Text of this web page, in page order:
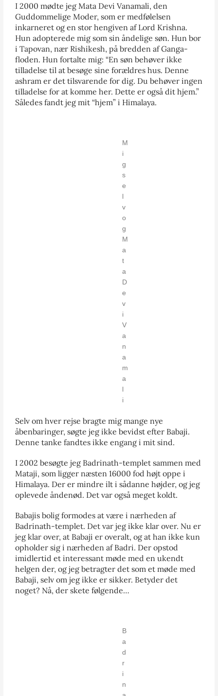
I 2000 mødte jeg Mata Devi Vanamali, den
Guddommelige Moder, som er medfølelsen
inkarneret og en stor hengiven af Lord Krishna.
Hun adopterede mig som sin åndelige søn. Hun bor
i Tapovan, nær Rishikesh, på bredden af Ganga-
floden. Hun fortalte mig: “En søn behøver ikke
tilladelse til at besøge sine forældres hus. Denne
ashram er det tilsvarende for dig. Du behøver ingen
tilladelse for at komme her. Dette er også dit hjem.”
Således fandt jeg mit “hjem” i Himalaya.
M
i
g
s
e
v
o
g
M
a
t
a
D
e
v
i
V
a
n
a
m
a
i
Selv om hver rejse bragte mig mange nye
åbenbaringer, søgte jeg ikke bevidst efter Babaji.
Denne tanke fandtes ikke engang i mit sind.
I 2002 besøgte jeg Badrinath-templet sammen med
Mataji, som ligger næsten 16000 fod højt oppe i
Himalaya. Der er mindre ilt i sådanne højder, og jeg
oplevede åndenød. Det var også meget koldt.
Babajis bolig formodes at være i nærheden af
Badrinath-templet. Det var jeg ikke klar over. Nu er
jeg klar over, at Babaji er overalt, og at han ikke kun
opholder sig i nærheden af Badri. Der opstod
imidlertid et interessant møde med en ukendt
helgen der, og jeg betragter det som et møde med
Babaji, selv om jeg ikke er sikker. Betyder det
noget? Nå, der skete følgende…
B
a
d
r
i
n